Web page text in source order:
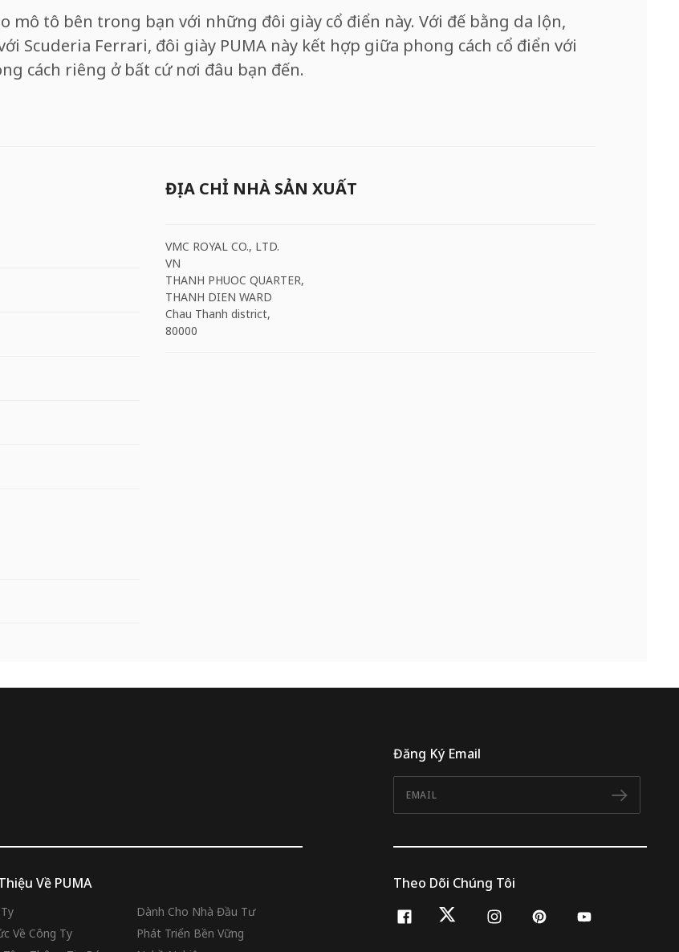
mô tô bên trong bạn với những đôi giày cổ điển này. Với đế bằng da lộn,
Scuderia Ferrari, đôi giày PUMA này kết hợp giữa phong cách cổ điển với
cách riêng ở bất cứ nơi đâu bạn đến.
ĐỊA CHỈ NHÀ SẢN XUẤT
VMC ROYAL CO., LTD.
VN
THANH PHUOC QUARTER,
THANH DIEN WARD
Chau Thanh district,
80000
Đăng Ký Email
Đăng
Về PUMA
Về Công Ty
Dành Cho Nhà Đầu Tư
Phát Triển Bền Vững
Theo Dõi Chúng Tôi
facebook
twitterinstagram
pinterestyoutube